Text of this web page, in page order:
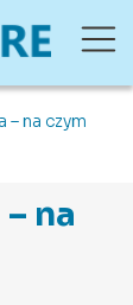
na czym
na